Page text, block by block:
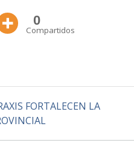
0
Compartidos
FORTALECEN LA